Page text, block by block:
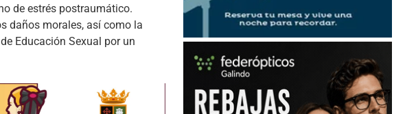
de estrés postraumático.
daños morales, así como la
Educación Sexual por un